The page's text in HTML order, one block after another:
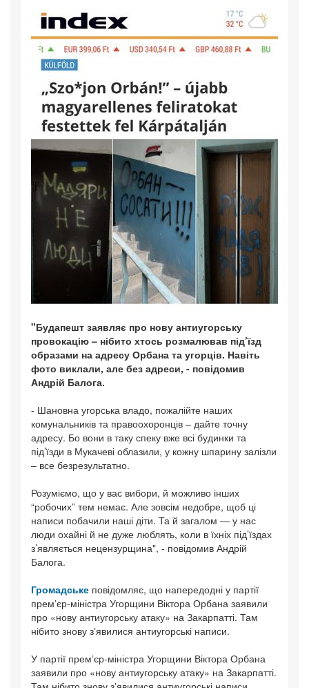
"Будапешт заявляє про нову антиугорську
провокацію – нібито хтось розмалював під’їзд
образами на адресу Орбана та угорців. Навіть
фото виклали, але без адреси, - повідомив
Андрій Балога.
- Шановна угорська владо, пожалійте наших
комунальників та правоохоронців – дайте точну
адресу. Бо вони в таку спеку вже всі будинки та
під’їзди в Мукачеві облазили, у кожну шпарину залізли
– все безрезультатно.
Розуміємо, що у вас вибори, й можливо інших
“робочих” тем немає. Але зовсім недобре, щоб ці
написи побачили наші діти. Та й загалом — у нас
люди охайні й не дуже люблять, коли в їхніх під’їздах
з’являється нецензурщина", - повідомив Андрій
Балога.
Громадське повідомляє, що напередодні у партії
премʼєр-міністра Угорщини Віктора Орбана заявили
про «нову антиугорську атаку» на Закарпатті. Там
нібито знову зʼявилися антиугорські написи.
У партії премʼєр-міністра Угорщини Віктора Орбана
заявили про «нову антиугорську атаку» на Закарпатті.